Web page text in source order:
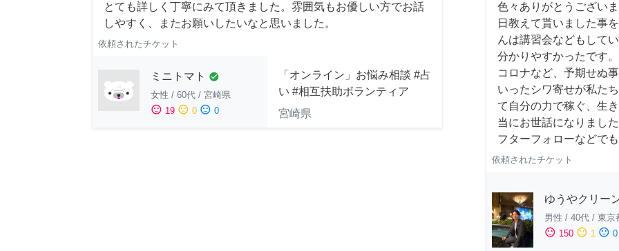
とても詳しく丁寧にみて頂きました。雰囲気もお優しい方でお話
しやすく、またお願いしたいなと思いました。
依頼されたチケット
ミニトマト check_circle
女性 / 60代 / 宮崎県
sentiment_satisfied 19 sentiment_neutral 0 sentiment_dissatisfied 0
「オンライン」お悩み相談 #占
い #相互扶助ボランティア
宮崎県
色々ありがとうござい
日教えて貰いました事
んは講習会などもして
分かりやすかったです
コロナなど、予期せぬ
いったシワ寄せが私た
て自分の力で稼ぐ、生
当にお世話になりまし
フターフォローなどで
依頼されたチケット
ゆうやクリー
男性 / 40代 / 東京
sentiment_satisfied 150 sentiment_neutral 1 sentiment_dissatisfied 0